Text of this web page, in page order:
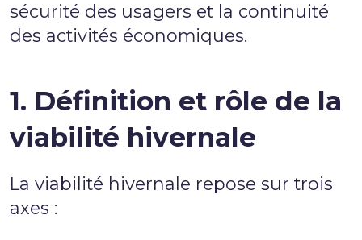
sécurité des usagers et la continuité
des activités économiques.
1. Définition et rôle de la
viabilité hivernale
La viabilité hivernale repose sur trois
axes :